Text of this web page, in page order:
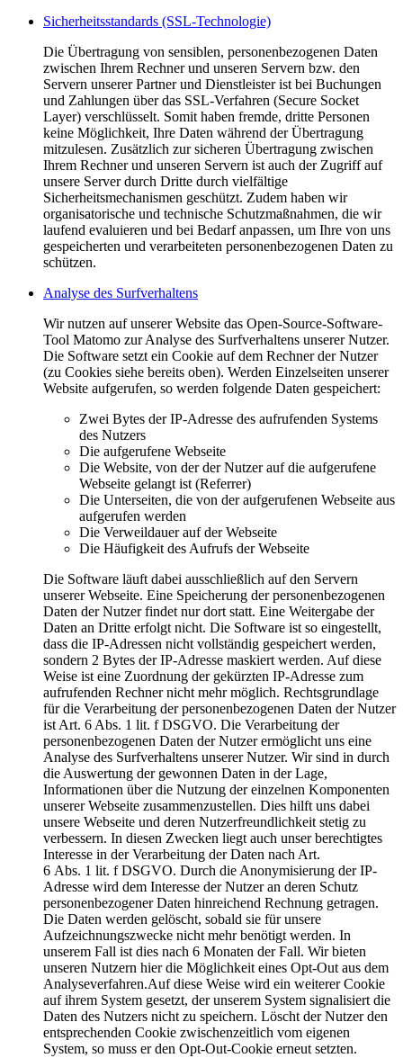
Sicherheitsstandards (SSL-Technologie)
Die Übertragung von sensiblen, personenbezogenen Daten
zwischen Ihrem Rechner und unseren Servern bzw. den
Servern unserer Partner und Dienstleister ist bei Buchungen
und Zahlungen über das SSL-Verfahren (Secure Socket
Layer) verschlüsselt. Somit haben fremde, dritte Personen
keine Möglichkeit, Ihre Daten während der Übertragung
mitzulesen. Zusätzlich zur sicheren Übertragung zwischen
Ihrem Rechner und unseren Servern ist auch der Zugriff auf
unsere Server durch Dritte durch vielfältige
Sicherheitsmechanismen geschützt. Zudem haben wir
organisatorische und technische Schutzmaßnahmen, die wir
laufend evaluieren und bei Bedarf anpassen, um Ihre von uns
gespeicherten und verarbeiteten personenbezogenen Daten zu
schützen.
Analyse des Surfverhaltens
Wir nutzen auf unserer Website das Open-Source-Software-
Tool Matomo zur Analyse des Surfverhaltens unserer Nutzer.
Die Software setzt ein Cookie auf dem Rechner der Nutzer
(zu Cookies siehe bereits oben). Werden Einzelseiten unserer
Website aufgerufen, so werden folgende Daten gespeichert:
Zwei Bytes der IP-Adresse des aufrufenden Systems
des Nutzers
Die aufgerufene Webseite
Die Website, von der der Nutzer auf die aufgerufene
Webseite gelangt ist (Referrer)
Die Unterseiten, die von der aufgerufenen Webseite aus
aufgerufen werden
Die Verweildauer auf der Webseite
Die Häufigkeit des Aufrufs der Webseite
Die Software läuft dabei ausschließlich auf den Servern
unserer Webseite. Eine Speicherung der personenbezogenen
Daten der Nutzer findet nur dort statt. Eine Weitergabe der
Daten an Dritte erfolgt nicht. Die Software ist so eingestellt,
dass die IP-Adressen nicht vollständig gespeichert werden,
sondern 2 Bytes der IP-Adresse maskiert werden. Auf diese
Weise ist eine Zuordnung der gekürzten IP-Adresse zum
aufrufenden Rechner nicht mehr möglich. Rechtsgrundlage
für die Verarbeitung der personenbezogenen Daten der Nutzer
ist Art. 6 Abs. 1 lit. f DSGVO. Die Verarbeitung der
personenbezogenen Daten der Nutzer ermöglicht uns eine
Analyse des Surfverhaltens unserer Nutzer. Wir sind in durch
die Auswertung der gewonnen Daten in der Lage,
Informationen über die Nutzung der einzelnen Komponenten
unserer Webseite zusammenzustellen. Dies hilft uns dabei
unsere Webseite und deren Nutzerfreundlichkeit stetig zu
verbessern. In diesen Zwecken liegt auch unser berechtigtes
Interesse in der Verarbeitung der Daten nach Art.
6 Abs. 1 lit. f DSGVO. Durch die Anonymisierung der IP-
Adresse wird dem Interesse der Nutzer an deren Schutz
personenbezogener Daten hinreichend Rechnung getragen.
Die Daten werden gelöscht, sobald sie für unsere
Aufzeichnungszwecke nicht mehr benötigt werden. In
unserem Fall ist dies nach 6 Monaten der Fall. Wir bieten
unseren Nutzern hier die Möglichkeit eines Opt-Out aus dem
Analyseverfahren.Auf diese Weise wird ein weiterer Cookie
auf ihrem System gesetzt, der unserem System signalisiert die
Daten des Nutzers nicht zu speichern. Löscht der Nutzer den
entsprechenden Cookie zwischenzeitlich vom eigenen
System, so muss er den Opt-Out-Cookie erneut setzten.